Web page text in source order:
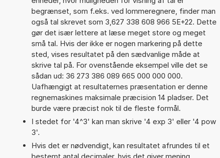
begrænset, som f.eks. ved lommeregnere, finder man
også tal skrevet som 3,627 338 608 966 5E+22. Dette
gør det især lettere at læse meget store og meget
små tal. Hvis der ikke er nogen markering på dette
sted, vises resultatet på den sædvanlige måde at
skrive tal på. For ovenstående eksempel ville det se
sådan ud: 36 273 386 089 665 000 000 000.
Uafhængigt at resultaternes præsentation er denne
regnemaskines maksimale præcision 14 pladser. Det
burde være præcist nok til de fleste formål.
I stedet for '4^3' kan man skrive '4 exp 3' eller '4 pow
3'.
Hvis det er nødvendigt, kan resultatet afrundes til et
bestemt antal decimaler, hvis det giver mening.